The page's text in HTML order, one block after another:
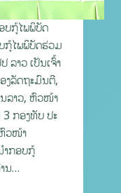
ບກູ້ໄພພິບັດ
ກູ້ໄພພິບັດຮ່ວມ
ລາວ ເປັນເຈົ້າ
ງລັດຖະມົນຕີ,
ລາວ, ຫົວໜ້າ
ກອງທັບ ປະ
ວໜ້າ
າກອບກູ້
ນ…